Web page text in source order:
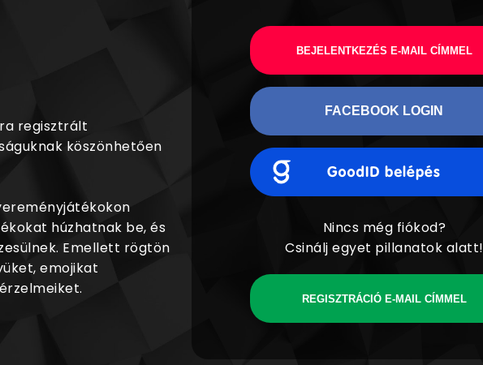
regisztrált
köszönhetően
húzhatnak be, és
Emellett rögtön
emojikat
BEJELENTKEZÉS E-MAIL CÍMMEL
FACEBOOK LOGIN
Nincs még fiókod?
Csinálj egyet pillanatok alatt!
REGISZTRÁCIÓ E-MAIL CÍMMEL